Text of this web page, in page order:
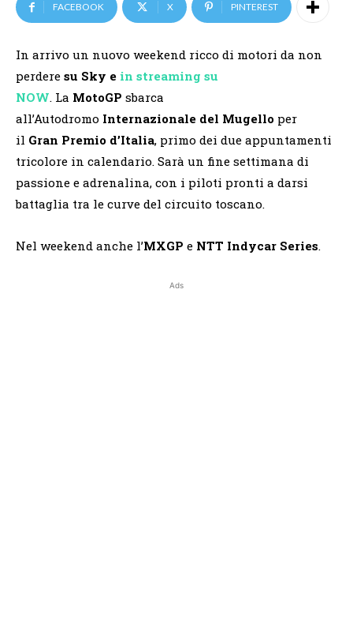
FACEBOOK X PINTEREST
In arrivo un nuovo weekend ricco di motori da non
perdere su Sky e in streaming su
NOW. La MotoGP sbarca
all’Autodromo Internazionale del Mugello per
il Gran Premio d’Italia, primo dei due appuntamenti
tricolore in calendario. Sarà un fine settimana di
passione e adrenalina, con i piloti pronti a darsi
battaglia tra le curve del circuito toscano.
Nel weekend anche l’MXGP e NTT Indycar Series.
Ads